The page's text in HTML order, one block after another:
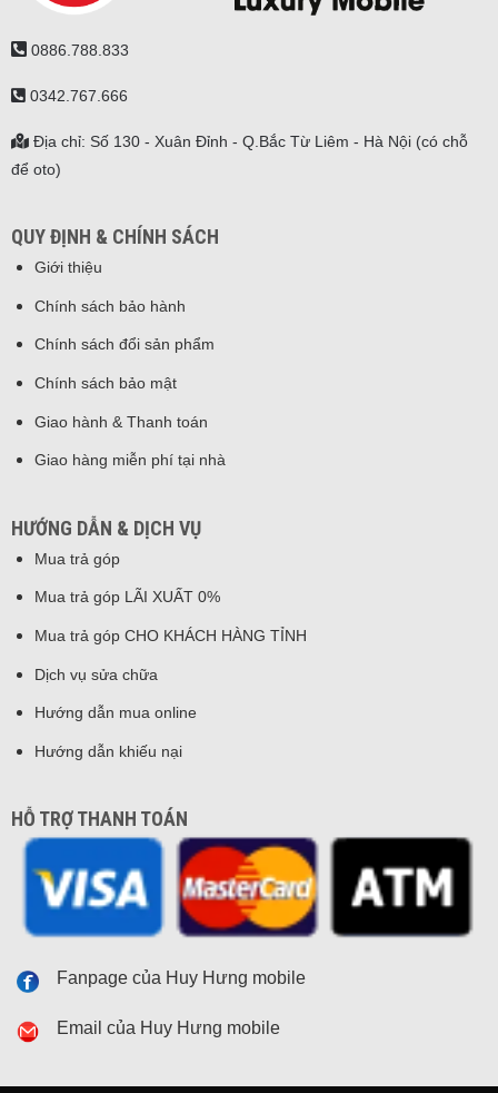
0886.788.833
0342.767.666
Địa chỉ: Số 130 - Xuân Đỉnh - Q.Bắc Từ Liêm - Hà Nội (có chỗ
để oto)
QUY ĐỊNH & CHÍNH SÁCH
Giới thiệu
Chính sách bảo hành
Chính sách đổi sản phẩm
Chính sách bảo mật
Giao hành & Thanh toán
Giao hàng miễn phí tại nhà
HƯỚNG DẪN & DỊCH VỤ
Mua trả góp
Mua trả góp LÃI XUẤT 0%
Mua trả góp CHO KHÁCH HÀNG TỈNH
Dịch vụ sửa chữa
Hướng dẫn mua online
Hướng dẫn khiếu nại
HỖ TRỢ THANH TOÁN
Fanpage của Huy Hưng mobile
Email của Huy Hưng mobile